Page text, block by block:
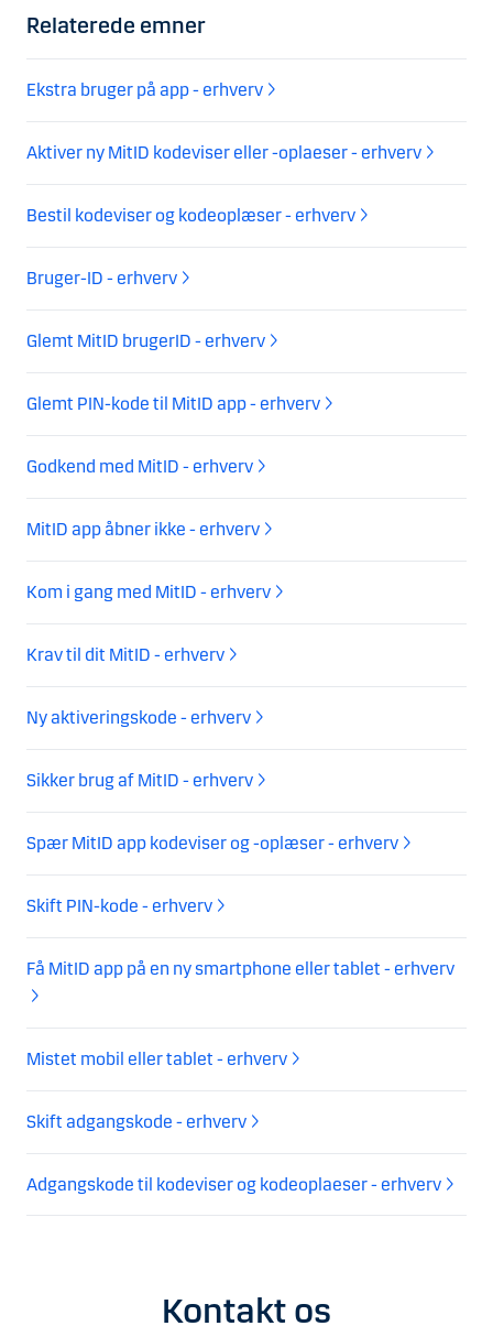
Relaterede emner
Ekstra bruger på app - erhverv
Aktiver ny MitID kodeviser eller -oplaeser - erhverv
Bestil kodeviser og kodeoplæser - erhverv
Bruger-ID - erhverv
Glemt MitID brugerID - erhverv
Glemt PIN-kode til MitID app - erhverv
Godkend med MitID - erhverv
MitID app åbner ikke - erhverv
Kom i gang med MitID - erhverv
Krav til dit MitID - erhverv
Ny aktiveringskode - erhverv
Sikker brug af MitID - erhverv
Spær MitID app kodeviser og -oplæser - erhverv
Skift PIN-kode - erhverv
Få MitID app på en ny smartphone eller tablet - erhverv
Mistet mobil eller tablet - erhverv
Skift adgangskode - erhverv
Adgangskode til kodeviser og kodeoplaeser - erhverv
Kontakt os